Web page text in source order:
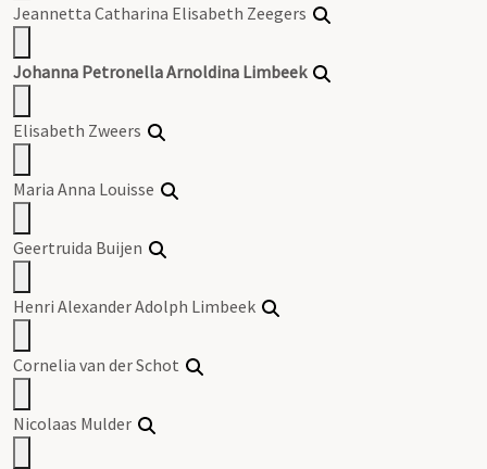
Jeannetta Catharina Elisabeth Zeegers
Johanna Petronella Arnoldina Limbeek
Elisabeth Zweers
Maria Anna Louisse
Geertruida Buijen
Henri Alexander Adolph Limbeek
Cornelia van der Schot
Nicolaas Mulder